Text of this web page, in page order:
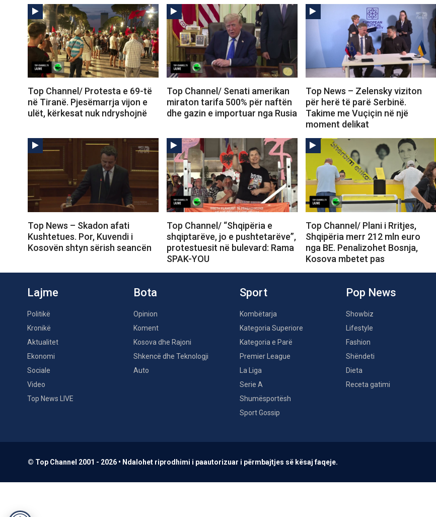
Top Channel/ Protesta e 69-të
në Tiranë. Pjesëmarrja vijon e
ulët, kërkesat nuk ndryshojnë
Top Channel/ Senati amerikan
miraton tarifa 500% për naftën
dhe gazin e importuar nga Rusia
Top News – Zelensky viziton
për herë të parë Serbinë.
Takime me Vuçiçin në një
moment delikat
Top News – Skadon afati
Kushtetues. Por, Kuvendi i
Kosovën shtyn sërish seancën
Top Channel/ “Shqipëria e
shqiptarëve, jo e pushtetarëve”,
protestuesit në bulevard: Rama
SPAK-YOU
Top Channel/ Plani i Rritjes,
Shqipëria merr 212 mln euro
nga BE. Penalizohet Bosnja,
Kosova mbetet pas
Lajme
Politikë
Kronikë
Aktualitet
Ekonomi
Sociale
Video
Top News LIVE
Bota
Opinion
Koment
Kosova dhe Rajoni
Shkencë dhe Teknologji
Auto
Sport
Kombëtarja
Kategoria Superiore
Kategoria e Parë
Premier League
La Liga
Serie A
Shumësportësh
Sport Gossip
Pop News
Showbiz
Lifestyle
Fashion
Shëndeti
Dieta
Receta gatimi
© Top Channel 2001 - 2026 • Ndalohet riprodhimi i paautorizuar i përmbajtjes së kësaj faqeje.